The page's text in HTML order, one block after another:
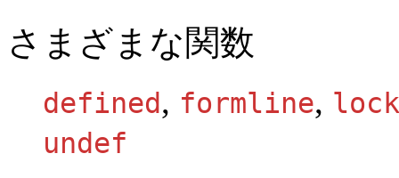
さまざまな関数
defined, formline, lock
undef